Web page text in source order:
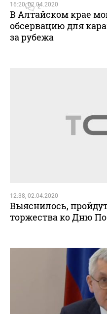
16:20, 02.04.2020
2
В Алтайском крае
обсервацию для
за рубежа
12:38, 02.04.2020
Выяснилось,
торжества ко Дню